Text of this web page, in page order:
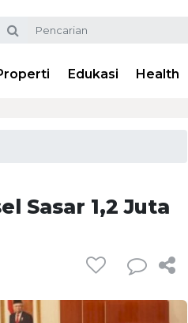
Edukasi Health
Sasar 1,2 Juta